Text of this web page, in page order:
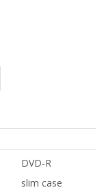
DVD-R
slim case